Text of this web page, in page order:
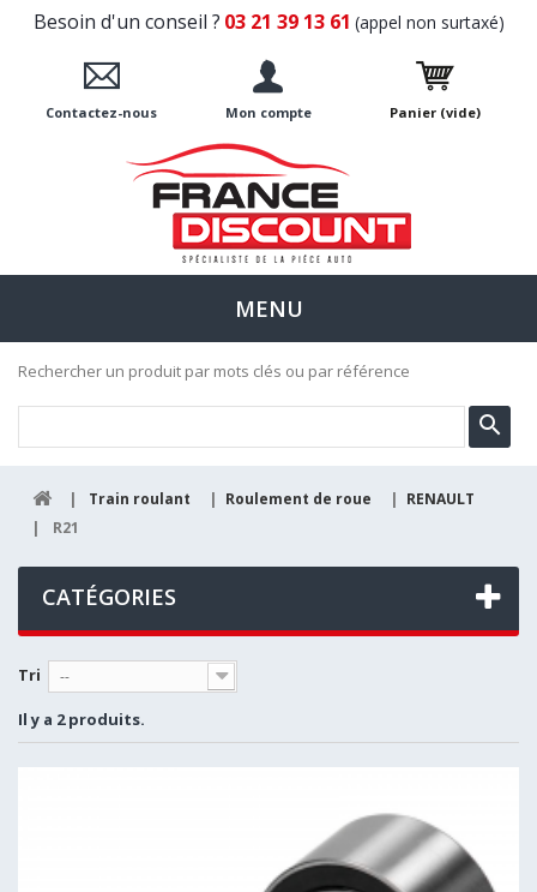
Besoin d'un conseil ? 03 21 39 13 61 (appel non surtaxé)
Contactez-nous Mon compte Panier (vide)
MENU
Rechercher un produit par mots clés ou par référence
| Train roulant | Roulement de roue | RENAULT
|
R21
CATÉGORIES
Tri --
Il y a 2 produits.